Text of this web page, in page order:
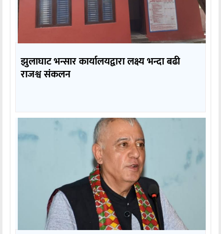
झुलाघाट भन्सार कार्यालयद्वारा लक्ष्य भन्दा बढी
राजश्व संकलन